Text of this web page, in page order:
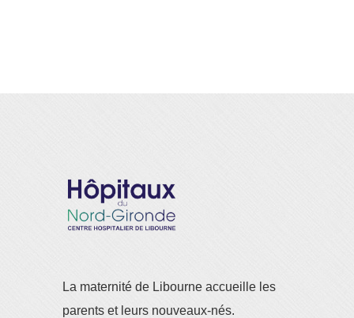
La maternité de Libourne accueille les
parents et leurs nouveaux-nés.